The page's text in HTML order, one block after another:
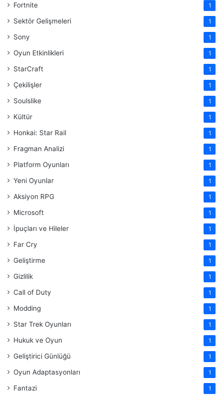
Fortnite 1
Sektör Gelişmeleri 1
Sony 1
Oyun Etkinlikleri 1
StarCraft 1
Çekilişler 1
Soulslike 1
Kültür 1
Honkai: Star Rail 1
Fragman Analizi 1
Platform Oyunları 1
Yeni Oyunlar 1
Aksiyon RPG 1
Microsoft 1
İpuçları ve Hileler 1
Far Cry 1
Geliştirme 1
Gizlilik 1
Call of Duty 1
Modding 1
Star Trek Oyunları 1
Hukuk ve Oyun 1
Geliştirici Günlüğü 1
Oyun Adaptasyonları 1
Fantazi 1